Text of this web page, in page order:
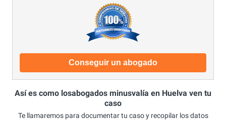
Conseguir un abogado
Así es como losabogados minusvalía en Huelva ven tu
caso
Te llamaremos para documentar tu caso y recopilar los datos